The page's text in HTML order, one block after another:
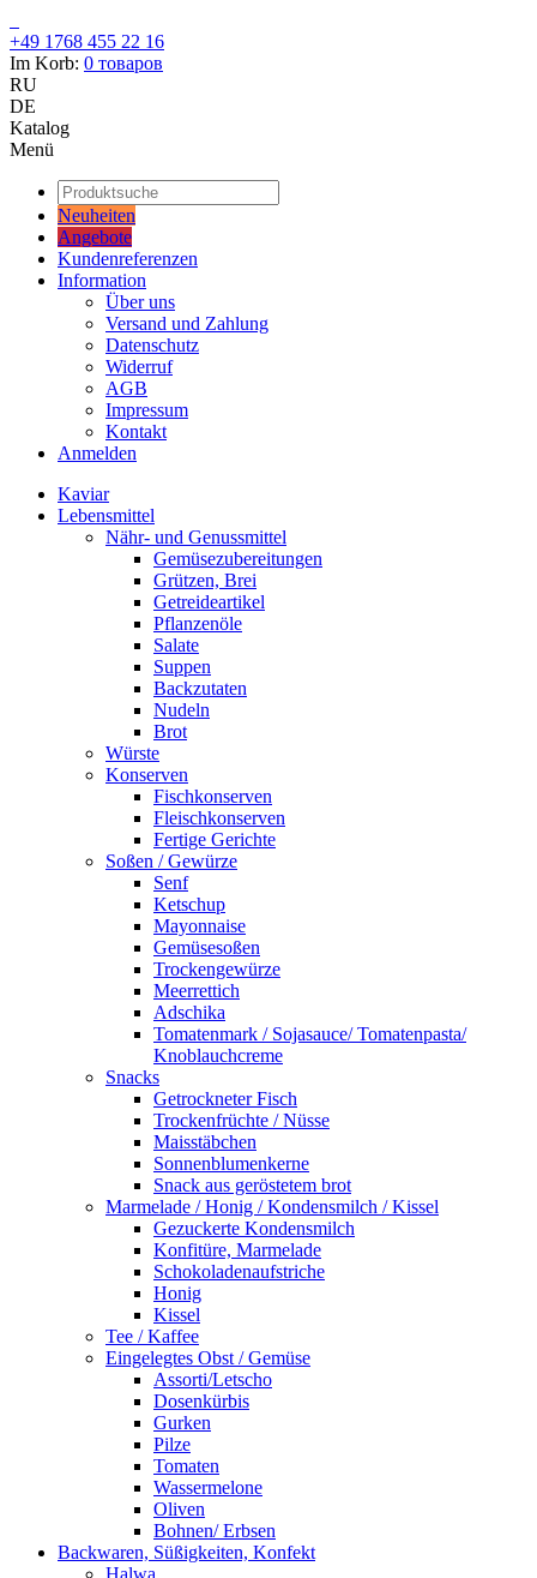
+49 1768 455 22 16
Im Korb: 0 товаров
RU
DE
Katalog
Menü
Neuheiten
Angebote
Kundenreferenzen
Information
Über uns
Versand und Zahlung
Datenschutz
Widerruf
AGB
Impressum
Kontakt
Anmelden
Kaviar
Lebensmittel
Nähr- und Genussmittel
Gemüsezubereitungen
Grützen, Brei
Getreideartikel
Pflanzenöle
Salate
Suppen
Backzutaten
Nudeln
Brot
Würste
Konserven
Fischkonserven
Fleischkonserven
Fertige Gerichte
Soßen / Gewürze
Senf
Ketschup
Mayonnaise
Gemüsesoßen
Trockengewürze
Meerrettich
Adschika
Tomatenmark / Sojasauce/ Tomatenpasta/
Knoblauchcreme
Snacks
Getrockneter Fisch
Trockenfrüchte / Nüsse
Maisstäbchen
Sonnenblumenkerne
Snack aus geröstetem brot
Marmelade / Honig / Kondensmilch / Kissel
Gezuckerte Kondensmilch
Konfitüre, Marmelade
Schokoladenaufstriche
Honig
Kissel
Tee / Kaffee
Eingelegtes Obst / Gemüse
Assorti/Letscho
Dosenkürbis
Gurken
Pilze
Tomaten
Wassermelone
Oliven
Bohnen/ Erbsen
Backwaren, Süßigkeiten, Konfekt
Halwa